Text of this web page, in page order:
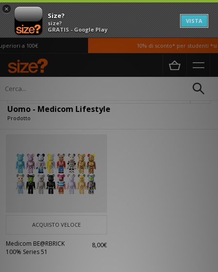
×
Size?
size?
GRATIS - Google Play
VISTA
a 100€ 10% di sconto* per studenti *si
Home Uomo
Uomo - Medicom Lifestyle
Prodotto
ACQUISTO VELOCE
Medicom BE@RBRICK
100% Series 51
8,00€